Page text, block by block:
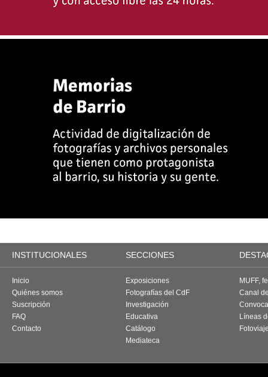
INSTITUCIONALES SECCIONES
Inicio
Quiénes somos
Suscripción
FAQ
Contacto
Exposiciones
Fotografías del CdF
Investigación
Educativa
Catálogo
Mediateca
MUFF,
Canal
Líneas